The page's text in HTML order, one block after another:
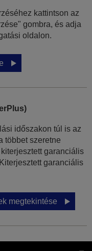
kattintson az
gombra, és adja
oldalon.
időszakon túl is az
többet szeretne
garanciális
garanciális
megtekintése